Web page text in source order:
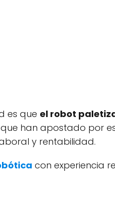
es que el robot
que han apostado por
y rentabilidad.
con experiencia